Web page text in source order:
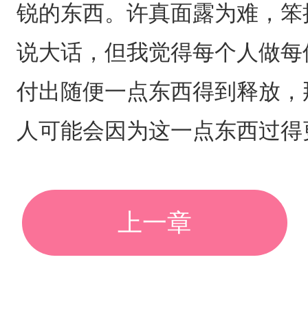
锐的东西。许真面露为难，
说大话，但我觉得每个人做
付出随便一点东西得到释放，
人可能会因为这一点东西过得
上一章